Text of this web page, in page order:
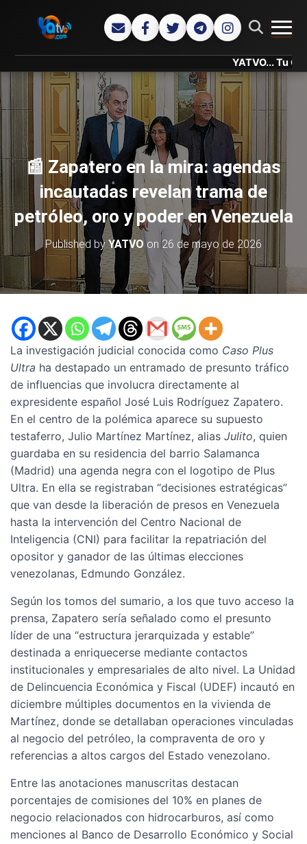
YATVO... Tu Canal
📰 Zapatero en la mira: agendas
incautadas revelan trama de
petróleo, oro y poder en Venezuela
Published byYATVOon26 de mayo de 2026
La investigación judicial conocida como Caso Plus
Ultra ha destapado un entramado de presunto tráfico
de influencias que involucra directamente al
expresidente español José Luis Rodríguez Zapatero.
En el centro de la polémica aparece su supuesto
testaferro, Julio Martínez Martínez, alias Julito, quien
guardaba en su residencia del barrio Salamanca
(Madrid) una agenda negra con el logotipo de Plus
Ultra. En ella se registraban “decisiones estratégicas”
que van desde la liberación de presos en Venezuela
hasta la intervención del Centro Nacional de
Inteligencia (CNI) para facilitar la repatriación del
opositor y ganador de las últimas elecciones
venezolanas, Edmundo González.
Según los tomos del sumario, a los que tuvo acceso la
prensa, Zapatero sería señalado como el presunto
líder de una “estructura jerarquizada y estable”
destinada a enriquecerse mediante contactos
institucionales y empresariales de alto nivel. La Unidad
de Delincuencia Económica y Fiscal (UDEF) incautó en
diciembre múltiples documentos en la vivienda de
Martínez, donde se detallaban operaciones vinculadas
al negocio del petróleo, la compraventa de oro y
referencias a altos cargos del Estado venezolano.
Entre las anotaciones manuscritas destacan
porcentajes de comisiones del 10% en planes de
negocio relacionados con hidrocarburos, así como
menciones al Banco de Desarrollo Económico y Social